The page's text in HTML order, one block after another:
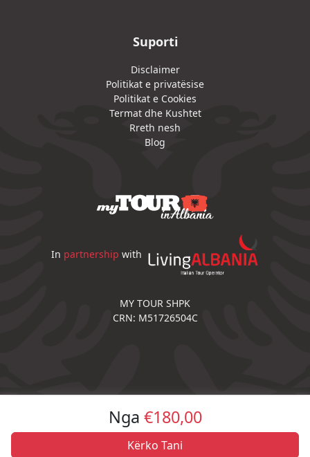
Nga €180,00
Kërko Tani
Suporti
Disclaimer
Politikat e privatësise
Politikat e Cookies
Termat dhe Kushtet
Rreth nesh
Blog
In partnership with
MY TOUR SHPK
CRN: M51726504C